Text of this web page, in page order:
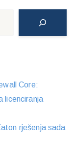
Core:
licenciranja
rješenja sada